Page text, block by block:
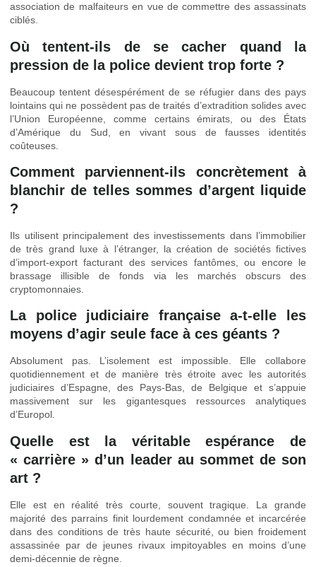
association de malfaiteurs en vue de commettre des assassinats
ciblés.
Où tentent-ils de se cacher quand la
pression de la police devient trop forte ?
Beaucoup tentent désespérément de se réfugier dans des pays
lointains qui ne possèdent pas de traités d’extradition solides avec
l’Union Européenne, comme certains émirats, ou des États
d’Amérique du Sud, en vivant sous de fausses identités
coûteuses.
Comment parviennent-ils concrètement à
blanchir de telles sommes d’argent liquide
?
Ils utilisent principalement des investissements dans l’immobilier
de très grand luxe à l’étranger, la création de sociétés fictives
d’import-export facturant des services fantômes, ou encore le
brassage illisible de fonds via les marchés obscurs des
cryptomonnaies.
La police judiciaire française a-t-elle les
moyens d’agir seule face à ces géants ?
Absolument pas. L’isolement est impossible. Elle collabore
quotidiennement et de manière très étroite avec les autorités
judiciaires d’Espagne, des Pays-Bas, de Belgique et s’appuie
massivement sur les gigantesques ressources analytiques
d’Europol.
Quelle est la véritable espérance de
« carrière » d’un leader au sommet de son
art ?
Elle est en réalité très courte, souvent tragique. La grande
majorité des parrains finit lourdement condamnée et incarcérée
dans des conditions de très haute sécurité, ou bien froidement
assassinée par de jeunes rivaux impitoyables en moins d’une
demi-décennie de règne.